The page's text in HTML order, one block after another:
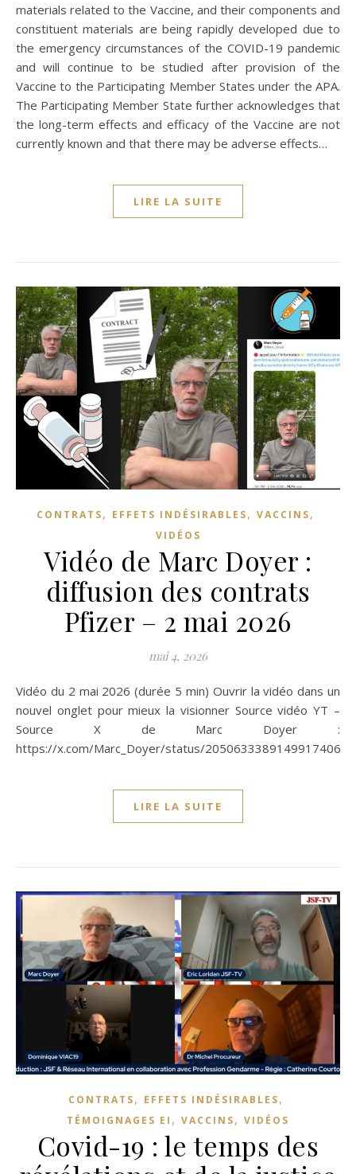
materials related to the Vaccine, and their components and
constituent materials are being rapidly developed due to
the emergency circumstances of the COVID-19 pandemic
and will continue to be studied after provision of the
Vaccine to the Participating Member States under the APA.
The Participating Member State further acknowledges that
the long-term effects and efficacy of the Vaccine are not
currently known and that there may be adverse effects…
LIRE LA SUITE
CONTRATS, EFFETS INDÉSIRABLES, VACCINS,
VIDÉOS
Vidéo de Marc Doyer :
diffusion des contrats
Pfizer – 2 mai 2026
mai 4, 2026
Vidéo du 2 mai 2026 (durée 5 min) Ouvrir la vidéo dans un
nouvel onglet pour mieux la visionner Source vidéo YT –
Source X de Marc Doyer :
https://x.com/Marc_Doyer/status/2050633389149917406
LIRE LA SUITE
CONTRATS, EFFETS INDÉSIRABLES,
TÉMOIGNAGES EI , VACCINS, VIDÉOS
Covid-19 : le temps des